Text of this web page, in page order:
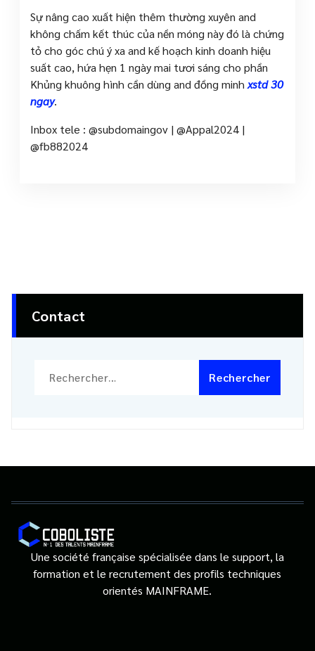
Sự nâng cao xuất hiện thêm thường xuyên and
không chấm kết thúc của nền móng này đó là chứng
tỏ cho góc chú ý xa and kế hoạch kinh doanh hiệu
suất cao, hứa hẹn 1 ngày mai tươi sáng cho phần
Khủng khuông hình cần dùng and đồng minh xstd 30
ngay.
Inbox tele : @subdomaingov | @Appal2024 |
@fb882024
Contact
Une société française spécialisée dans le support, la
formation et le recrutement des profils techniques
orientés MAINFRAME.